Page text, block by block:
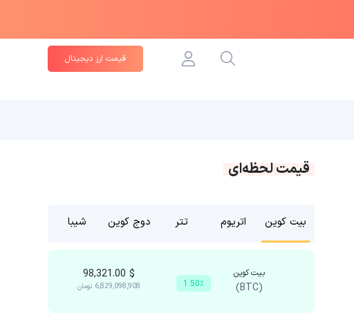
قیمت ارز دیجیتال
قیمت لحظه‌ای
بیت کوین اتریوم تتر دوج کوین شیبا
بیت کوین
(BTC) 1.50٪
$
6,829,098,908 تومان